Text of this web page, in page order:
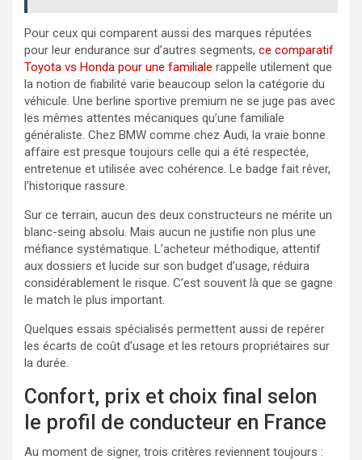
Pour ceux qui comparent aussi des marques réputées
pour leur endurance sur d’autres segments, ce comparatif
Toyota vs Honda pour une familiale rappelle utilement que
la notion de fiabilité varie beaucoup selon la catégorie du
véhicule. Une berline sportive premium ne se juge pas avec
les mêmes attentes mécaniques qu’une familiale
généraliste. Chez BMW comme chez Audi, la vraie bonne
affaire est presque toujours celle qui a été respectée,
entretenue et utilisée avec cohérence. Le badge fait rêver,
l’historique rassure.
Sur ce terrain, aucun des deux constructeurs ne mérite un
blanc-seing absolu. Mais aucun ne justifie non plus une
méfiance systématique. L’acheteur méthodique, attentif
aux dossiers et lucide sur son budget d’usage, réduira
considérablement le risque. C’est souvent là que se gagne
le match le plus important.
Quelques essais spécialisés permettent aussi de repérer
les écarts de coût d’usage et les retours propriétaires sur
la durée.
Confort, prix et choix final selon
le profil de conducteur en France
Au moment de signer, trois critères reviennent toujours :